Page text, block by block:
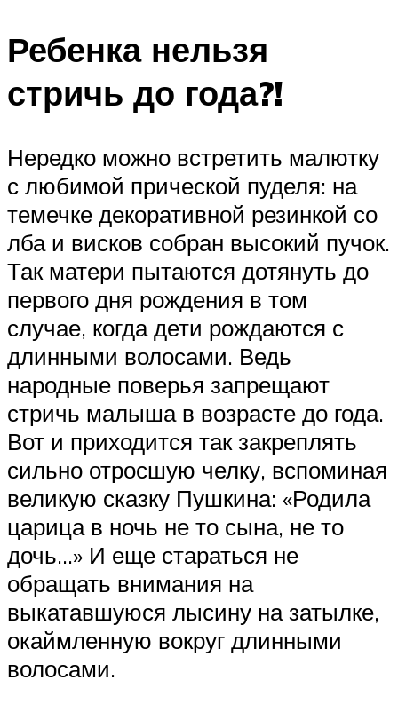
Ребенка нельзя
стричь до года?!
Нередко можно встретить малютку
с любимой прической пуделя: на
темечке декоративной резинкой со
лба и висков собран высокий пучок.
Так матери пытаются дотянуть до
первого дня рождения в том
случае, когда дети рождаются с
длинными волосами. Ведь
народные поверья запрещают
стричь малыша в возрасте до года.
Вот и приходится так закреплять
сильно отросшую челку, вспоминая
великую сказку Пушкина: «Родила
царица в ночь не то сына, не то
дочь…» И еще стараться не
обращать внимания на
выкатавшуюся лысину на затылке,
окаймленную вокруг длинными
волосами.